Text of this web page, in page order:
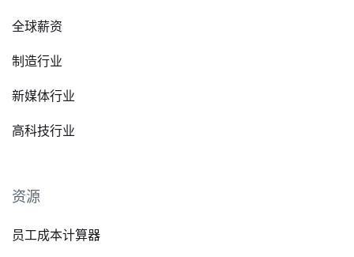
全球薪资
制造行业
新媒体行业
高科技行业
资源
员工成本计算器